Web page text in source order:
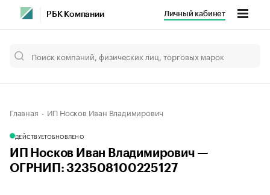
РБК Компании Личный кабинет
Главная ИП Носков Иван Владимирович
ДЕЙСТВУЕТОБНОВЛЕНО
ИП Носков Иван Владимирович —
ОГРНИП: 323508100225127